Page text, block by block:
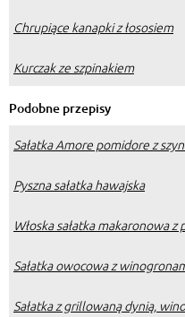
Chrupiące kanapki z łososiem
Kurczak ze szpinakiem
Podobne przepisy
Sałatka Amore pomidore z
Pyszna sałatka hawajska
Włoska sałatka makaronowa
Sałatka owocowa z
Sałatka z grillowaną dynią,